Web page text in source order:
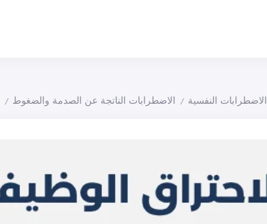
الاضطرابات النفسية / الاضطرابات الناتجة عن الصدمة والضغوط /